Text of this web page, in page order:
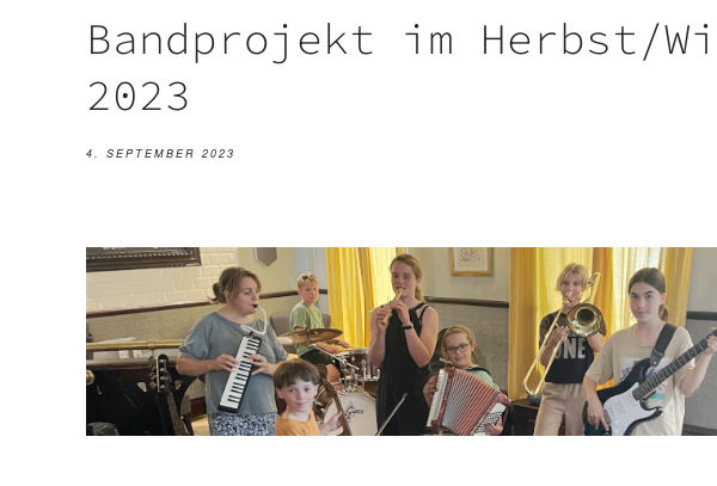
Bandprojekt im Herbst/
2023
4. SEPTEMBER 2023